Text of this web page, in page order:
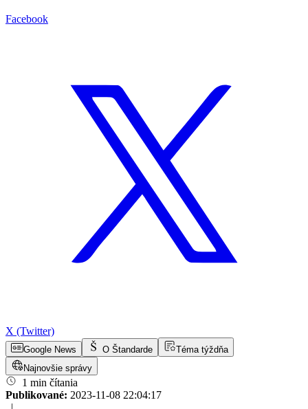
Facebook
X (Twitter)
Google News O Štandarde
Téma týždňa
Najnovšie správy
1 min čítania
Publikované: 2023-11-08 22:04:17